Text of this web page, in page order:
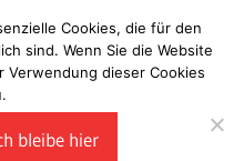
Cookies, die für den
sind. Wenn Sie die Website
dieser Cookies
bleibe hier